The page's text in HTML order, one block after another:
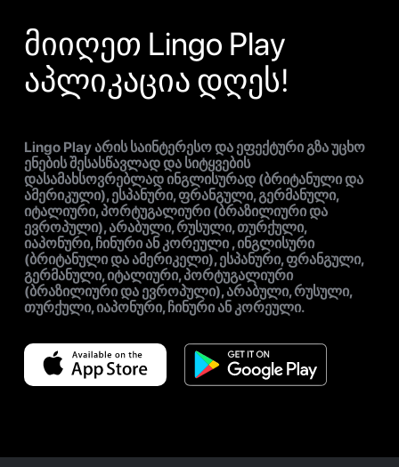
მიიღეთ Lingo Play
აპლიკაცია დღეს!
Lingo Play არის საინტერესო და ეფექტური გზა უცხო
ენების შესასწავლად და სიტყვების
დასამახსოვრებლად ინგლისურად (ბრიტანული და
ამერიკული), ესპანური, ფრანგული, გერმანული,
იტალიური, პორტუგალიური (ბრაზილიური და
ევროპული), არაბული, რუსული, თურქული,
იაპონური, ჩინური ან კორეული , ინგლისური
(ბრიტანული და ამერიკელი), ესპანური, ფრანგული,
გერმანული, იტალიური, პორტუგალიური
(ბრაზილიური და ევროპული), არაბული, რუსული,
თურქული, იაპონური, ჩინური ან კორეული.